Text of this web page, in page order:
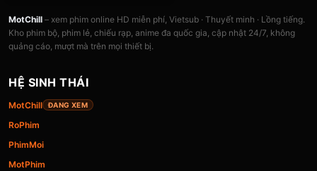
MotChill – xem phim online HD miễn phí, Vietsub · Thuyết minh · Lồng tiếng.
Kho phim bộ, phim lẻ, chiếu rạp, anime đa quốc gia, cập nhật 24/7, không
quảng cáo, mượt mà trên mọi thiết bị.
HỆ SINH THÁI
MotChill ĐANG XEM
RoPhim
PhimMoi
MotPhim